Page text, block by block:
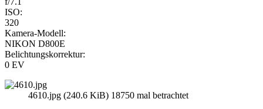
ISO:
320
Kamera-Modell:
NIKON D800E
Belichtungskorrektur:
0 EV
4610.jpg (240.6 KiB) 18750 mal betrachtet